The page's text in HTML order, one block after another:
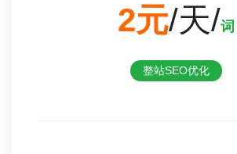
2元/天/词
整站SEO优化